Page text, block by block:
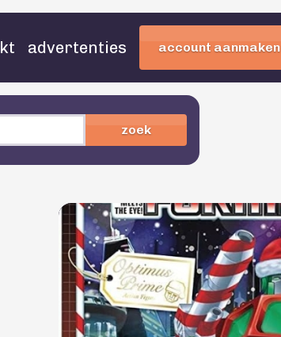
advertenties account aanmaken
zoek